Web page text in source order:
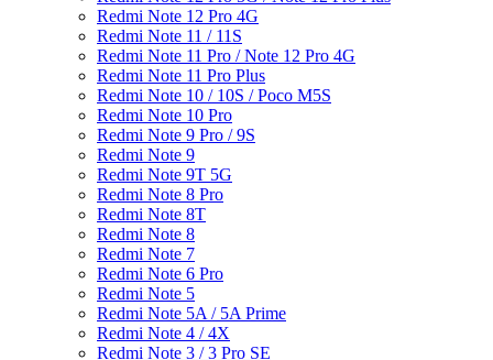
Redmi Note 12 Pro 4G
Redmi Note 11 / 11S
Redmi Note 11 Pro / Note 12 Pro 4G
Redmi Note 11 Pro Plus
Redmi Note 10 / 10S / Poco M5S
Redmi Note 10 Pro
Redmi Note 9 Pro / 9S
Redmi Note 9
Redmi Note 9T 5G
Redmi Note 8 Pro
Redmi Note 8T
Redmi Note 8
Redmi Note 7
Redmi Note 6 Pro
Redmi Note 5
Redmi Note 5A / 5A Prime
Redmi Note 4 / 4X
Redmi Note 3 / 3 Pro SE